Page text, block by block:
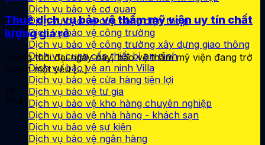
Dịch vụ bảo vệ cơ quan
Dịch vụ bảo vệ cửa hàng điện thoại
Dịch vụ bảo vệ công trường
Dịch vụ bảo vệ công trường xây dựng giao thông
Dịch vụ cung cấp thiết bị an ninh
Dịch vụ bảo vệ an ninh Villa
Dịch vụ bảo vệ cửa hàng tiện lợi
Dịch vụ bảo vệ tư gia
Dịch vụ bảo vệ kho hàng chuyên nghiệp
Dịch vụ bảo vệ nhà hàng - khách sạn
Dịch vụ bảo vệ sự kiện
Dịch vụ bảo vệ ngân hàng
Thuê dịch vụ bảo vệ thẩm mỹ viện uy tín chất
lượng giá rẻ
Trong thời đại ngày nay, bảo vệ thẩm mỹ viện đang trở
thành một yếu [...]
14
Th4